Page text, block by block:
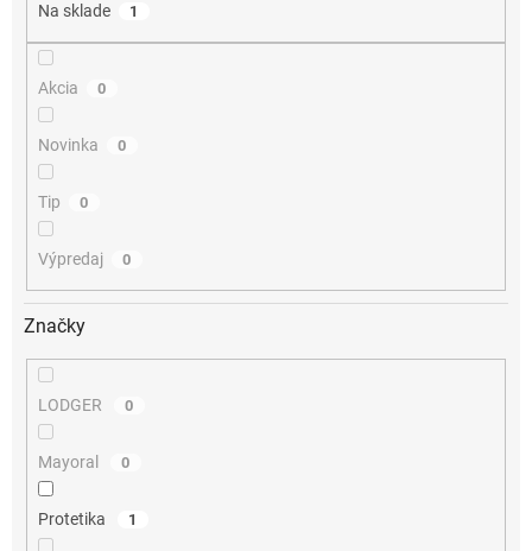
Na sklade 1
Akcia 0
Novinka 0
Tip 0
Výpredaj 0
Značky
LODGER 0
Mayoral 0
Protetika 1